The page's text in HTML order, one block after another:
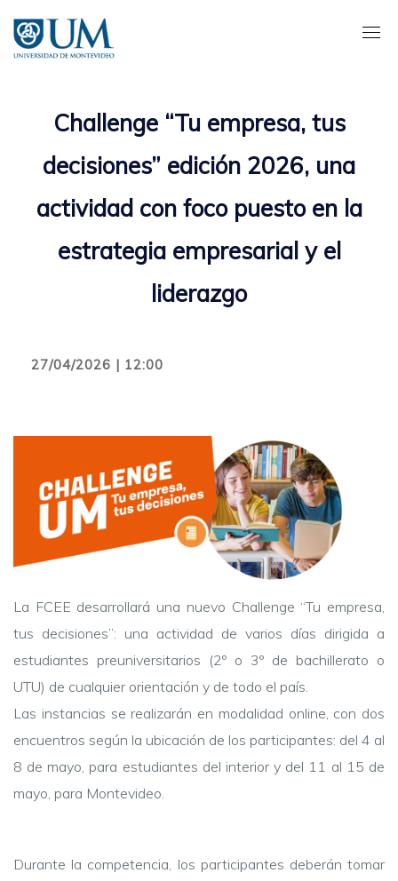
contenido
principal
Challenge “Tu empresa, tus
decisiones” edición 2026, una
actividad con foco puesto en la
estrategia empresarial y el
liderazgo
27/04/2026 | 12:00
La FCEE desarrollará una nuevo Challenge “Tu empresa,
tus decisiones”: una actividad de varios días dirigida a
estudiantes preuniversitarios (2º o 3º de bachillerato o
UTU) de cualquier orientación y de todo el país.
Las instancias se realizarán en modalidad online, con dos
encuentros según la ubicación de los participantes: del 4 al
8 de mayo, para estudiantes del interior y del 11 al 15 de
mayo, para Montevideo.
Durante la competencia, los participantes deberán tomar